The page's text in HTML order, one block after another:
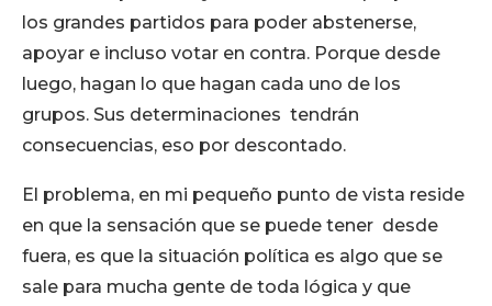
los grandes partidos para poder abstenerse,
apoyar e incluso votar en contra. Porque desde
luego, hagan lo que hagan cada uno de los
grupos. Sus determinaciones tendrán
consecuencias, eso por descontado.
El problema, en mi pequeño punto de vista reside
en que la sensación que se puede tener desde
fuera, es que la situación política es algo que se
sale para mucha gente de toda lógica y que